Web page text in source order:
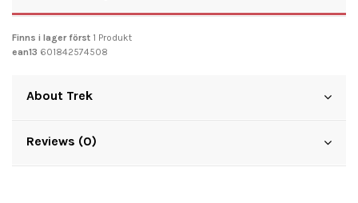
Finns i lager först 1 Produkt
ean13 601842574508
About Trek
Reviews (0)